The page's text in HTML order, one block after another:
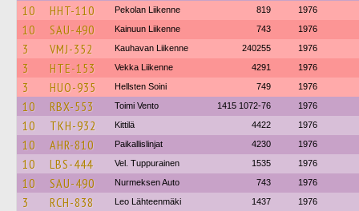
10 HHT-110 Pekolan Liikenne 819 1976
10 SAU-490 Kainuun Liikenne 743 1976
3 VMJ-352 Kauhavan Liikenne 240255 1976
3 HTE-153 Vekka Liikenne 4291 1976
3 HUO-935 Hellsten Soini 749 1976
10 RBX-553 Toimi Vento 1415 1072-76 1976
10 TKH-932 Kittilä 4422 1976
10 AHR-810 Paikallislinjat 4230 1976
10 LBS-444 Vel. Tuppurainen 1535 1976
10 SAU-490 Nurmeksen Auto 743 1976
3 RCH-838 Leo Lähteenmäki 1437 1976